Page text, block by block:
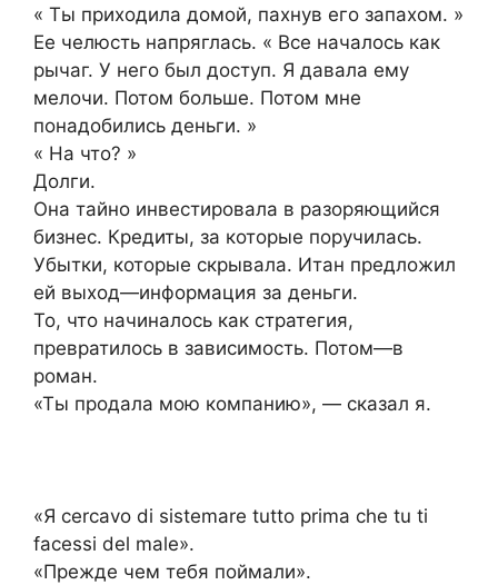
« Ты приходила домой, пахнув его запахом. »
Ее челюсть напряглась. « Все началось как
рычаг. У него был доступ. Я давала ему
мелочи. Потом больше. Потом мне
понадобились деньги. »
« На что? »
Долги.
Она тайно инвестировала в разоряющийся
бизнес. Кредиты, за которые поручилась.
Убытки, которые скрывала. Итан предложил
ей выход—информация за деньги.
То, что начиналось как стратегия,
превратилось в зависимость. Потом—в
роман.
«Ты продала мою компанию», — сказал я.
«Я cercavo di sistemare tutto prima che tu ti
facessi del male».
«Прежде чем тебя поймали».